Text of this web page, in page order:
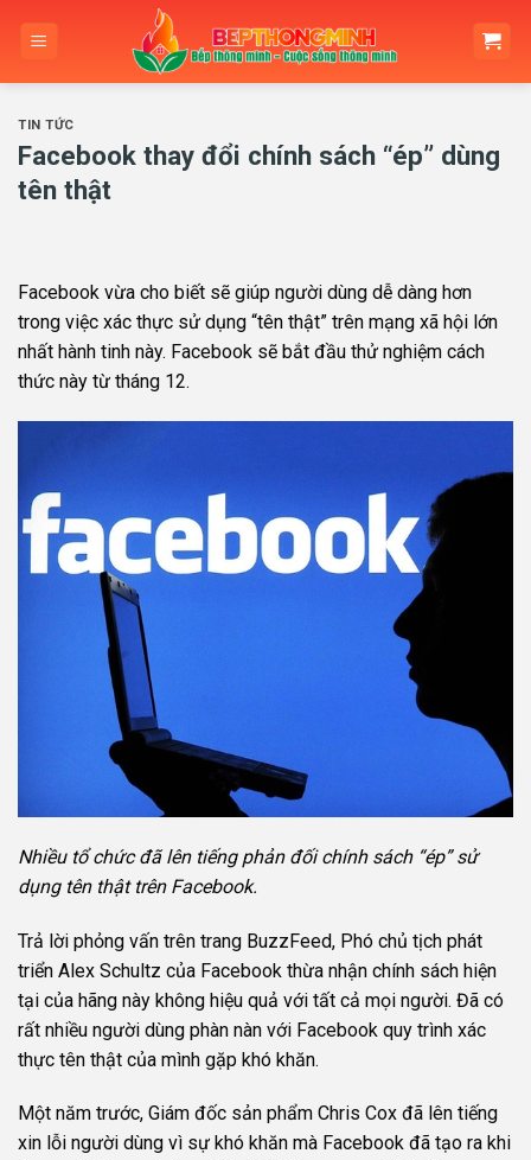
TIN TỨC
Facebook thay đổi chính sách “ép” dùng
tên thật
Facebook vừa cho biết sẽ giúp người dùng dễ dàng hơn
trong việc xác thực sử dụng “tên thật” trên mạng xã hội lớn
nhất hành tinh này. Facebook sẽ bắt đầu thử nghiệm cách
thức này từ tháng 12.
Nhiều tổ chức đã lên tiếng phản đối chính sách “ép” sử
dụng tên thật trên Facebook.
Trả lời phỏng vấn trên trang BuzzFeed, Phó chủ tịch phát
triển Alex Schultz của Facebook thừa nhận chính sách hiện
tại của hãng này không hiệu quả với tất cả mọi người. Đã có
rất nhiều người dùng phàn nàn với Facebook quy trình xác
thực tên thật của mình gặp khó khăn.
Một năm trước, Giám đốc sản phẩm Chris Cox đã lên tiếng
xin lỗi người dùng vì sự khó khăn mà Facebook đã tạo ra khi